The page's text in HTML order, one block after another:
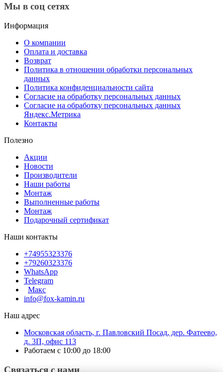
Мы в соц сетях
Информация
О компании
Оплата и доставка
Возврат
Политика в отношении обработки персональных
данных
Политика конфиденциальности сайта
Согласие на обработку персональных данных
Согласие на обработку персональных данных
Яндекс.Метрика
Контакты
Полезно
Акции
Новости
Производители
Наши работы
Монтаж
Выполненные работы
Монтаж
Подарочный сертификат
Наши контакты
+74955323376
+79260323376
WhatsApp
Telegram
Макс
info@fox-kamin.ru
Наш адрес
Московская область, г. Павловский Посад, дер. Фатеево,
д. 3П, офис 113
Работаем с 10:00 до 18:00